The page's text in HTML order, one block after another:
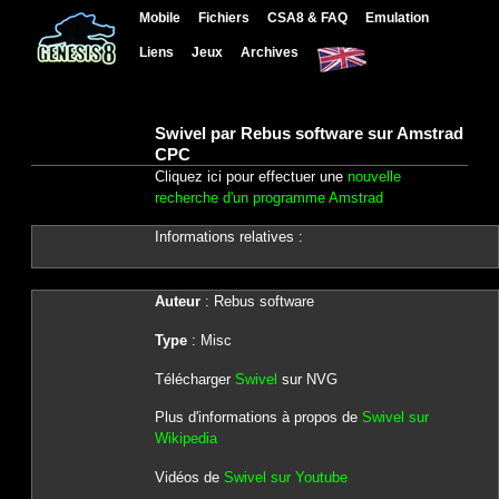
Mobile Fichiers CSA8 & FAQ Emulation
Liens Jeux Archives
Swivel par Rebus software sur Amstrad
CPC
Cliquez ici pour effectuer une nouvelle
recherche d'un programme Amstrad
Informations relatives :
Auteur: Rebus software
Type: Misc
Télécharger Swivel sur NVG
Plus d'informations à propos de Swivel sur
Wikipedia
Vidéos de Swivel sur Youtube